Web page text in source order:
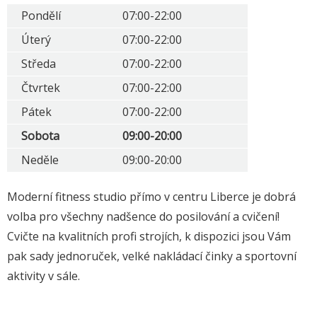
Pondělí
07:00-22:00
Úterý
07:00-22:00
Středa
07:00-22:00
Čtvrtek
07:00-22:00
Pátek
07:00-22:00
Sobota
09:00-20:00
Neděle
09:00-20:00
Moderní fitness studio přímo v centru Liberce je dobrá
volba pro všechny nadšence do posilování a cvičení!
Cvičte na kvalitních profi strojích, k dispozici jsou Vám
pak sady jednoruček, velké nakládací činky a sportovní
aktivity v sále.